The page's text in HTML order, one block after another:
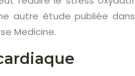
autre étude publiée dans
Medicine.